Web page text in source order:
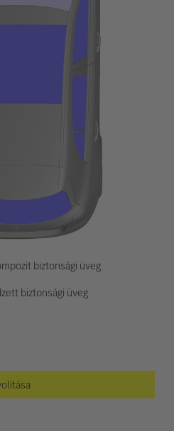
biztonsági üveg
biztonsági üveg